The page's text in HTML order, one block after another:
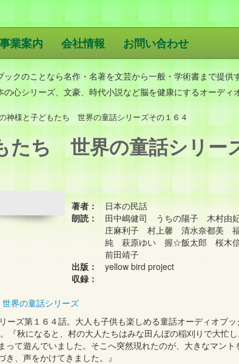
版
事業案内 会社情報 お問い合わせ
ックのことなら名作・名著を文芸から一般・学術書まで提供
の心シリーズ、文豪、時代小説など脳を健康にするオーディ
神様と子どもたち 世界の童話シリーズその１６４
たち 世界の童話シリー
著者：
日本の民話
朗読：
田中嶋健司 うちの陽子 木村由
庄麻利子 村上馨 清水奈都美
純 萩原ゆい 握☆飯太郎 桜木
前田靖子
出版：
yellow bird project
収録：
世界の童話シリーズ
ズ第１６４話。大人も子供も楽しめる童話オーディオブッ
『秋になると、村の大人たちはみな田んぼの稲刈りで大忙
って遊んでいました。そこへ突然現れたのが、大きなマント
、声をかけてきました。』